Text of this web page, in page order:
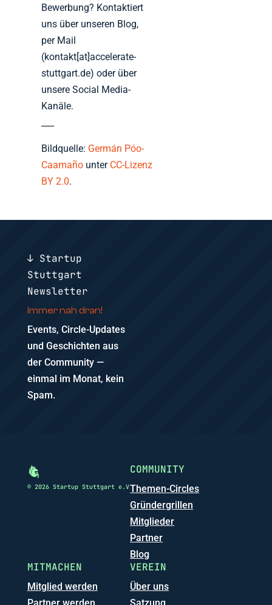
Bewerbung? Kontaktiert
uns über unseren Blog,
per Mail
(kontakt[at]accelerate-
stuttgart.de) oder über
unsere Social Media-
Kanäle.
Bildquelle: Germán Póo-
Caamaño unter CC-Lizenz
BY 2.0.
↓ Startup
Stuttgart
Newsletter
Immer nah dran!
Events, Circle-Updates
und Geschichten aus
der Community —
einmal im Monat, kein
Spam.
© 2026 Startup Stuttgart e.V
COMMUNITY
Themen-Circles
Gründergrillen
Mitglieder
Partner
Blog
MITMACHEN
Mitglied werden
VEREIN
Über uns